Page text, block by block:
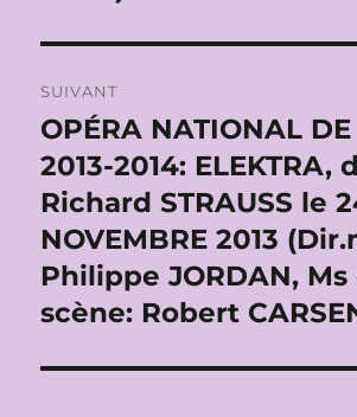
SUIVANT
Publication
suivante :
OPÉRA NATIONAL
2013-2014: ELEKTRA,
Richard STRAUSS le
NOVEMBRE 2013
Philippe JORDAN, Ms
scène: Robert